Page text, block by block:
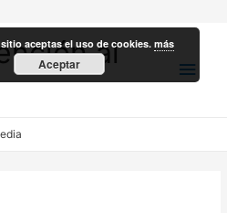
al
aceptas el uso de cookies.más
Aceptar